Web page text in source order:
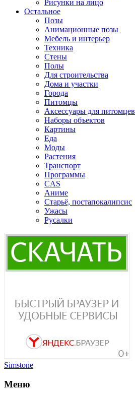
Рисунки на лицо
Остальное
Позы
Анимационные позы
Мебель и интерьер
Техника
Стены
Полы
Для строительства
Дома и участки
Города
Питомцы
Аксессуары для питомцев
Наборы объектов
Картины
Еда
Моды
Растения
Транспорт
Программы
CAS
Аниме
Старьё, постапокалипсис
Ужасы
Русалки
Simstone
Меню